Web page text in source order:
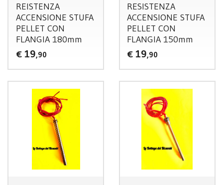
REISTENZA
ACCENSIONE STUFA
PELLET CON
FLANGIA180mm
€ 19,90
RESISTENZA
ACCENSIONE STUFA
PELLET CON
FLANGIA 150mm
€ 19,90